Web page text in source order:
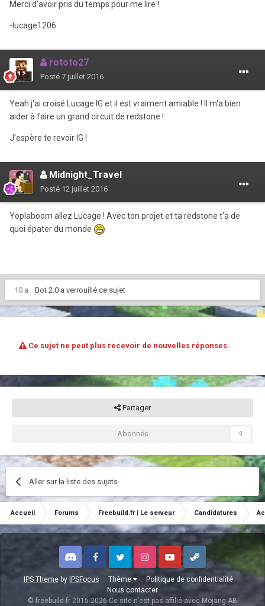
Merci d'avoir pris du temps pour me lire !
-lucage1206
rototo27
Posté 7 juillet 2016
Yeah j'ai croisé Lucage IG et il est vraiment amiable ! Il m'a bien
aider à faire un grand circuit de redstone !
J'espère te revoir IG !
Midnight_Travel
Posté 12 juillet 2016
Yoplaboom allez Lucage ! Avec ton projet et ta redstone t'a de
quoi épater du monde
10 a Bot 2.0 a verrouillé ce sujet
Ce sujet ne peut plus recevoir de nouvelles réponses.
Partager
Abonnés 0
Aller sur la liste des sujets
Accueil Forums Freebuild.fr | Le serveur Candidatures
IPS Themeby IPSFocus Thème
Politique de confidentialité
Nous contacter
Discord FacebookTwitter InstagramYoutubeSteam
© freebuild.fr 2015-2026 Ce site n'est pas affilié avec Mojang AB